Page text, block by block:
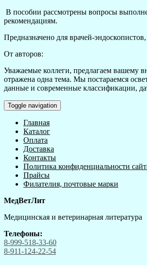
В пособии рассмотрены вопросы
рекомендациям.
Предназначено для врачей-
От авторов:
Уважаемые коллеги, предлагаем вашему
отражена одна тема. Мы постараемся
данные и современные классификации,
Toggle navigation
Главная
Каталог
Оплата
Доставка
Контакты
Политика конфиденциальности
Прайсы
Филателия, почтовые марки
МедВетЛит
Медицинская и ветеринарная литература
Телефоны:
8-999-518-33-60
8-911-124-22-54